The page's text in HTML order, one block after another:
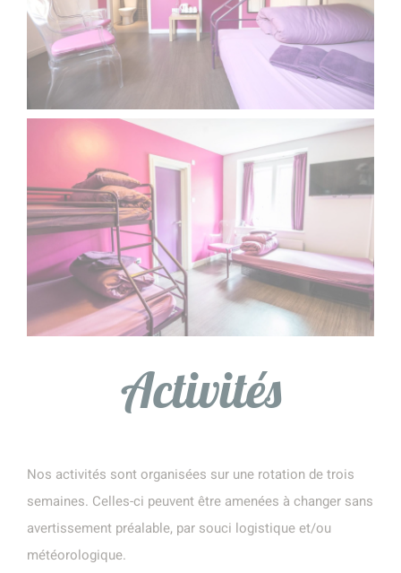
Activités
Nos activités sont organisées sur une rotation de trois
semaines. Celles-ci peuvent être amenées à changer sans
avertissement préalable, par souci logistique et/ou
météorologique.